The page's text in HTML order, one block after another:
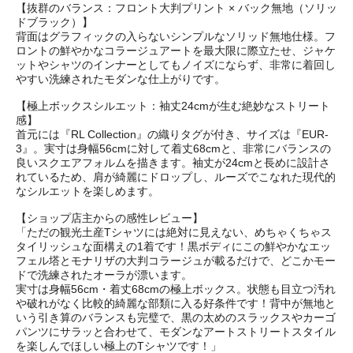
【抜群のバランス：フロント大判プリント × バック無地（ソリッ
ドブラック）】
背面はグラフィックの入らないシンプルなソリッド無地仕様。フ
ロントの鮮やかなコラージュアートを最大限に際立たせ、ジャケ
ットやシャツのインナーとしてもノイズにならず、非常に着回し
やすい洗練されたモダンな仕上がりです。
【極上ボックスシルエット：袖丈24cmが生む絶妙なストリート
感】
首元には『RL Collection』の織りタグが付き、サイズは『EUR-
3』。実寸は身幅56cmに対して着丈68cmと、非常にバランスの
良いスクエアフォルムを描きます。袖丈が24cmと長めに設計さ
れているため、肩が綺麗にドロップし、ルーズでこなれた現代的
なシルエットを楽しめます。
【ショップ店主からの感性レビュー】
「ただの観光土産Tシャツには絶対に見えない、めちゃくちゃス
タイリッシュな面構えの1着です！黒ボディにこの鮮やかなエッ
フェル塔とモナリザの大判コラージュが載るだけで、どこかモー
ドで洗練されたオーラが漂います。
実寸は身幅56cm・着丈68cmの極上ボックス。状態も目立つ汚れ
や破れがなく比較的綺麗な部類に入る好条件です！背中が無地と
いう引き算のバランスも完璧で、黒の太めのスラックスやカーゴ
パンツにサラッと合わせて、モダンなアートストリートスタイル
を楽しんでほしい極上のTシャツです！」